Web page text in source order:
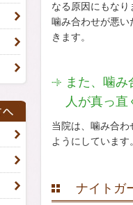
なる原因にもなり
噛み合わせが悪い
きます。
また、噛
人が真っ直
当院は、噛み合
ようにしています。
ナイトガ